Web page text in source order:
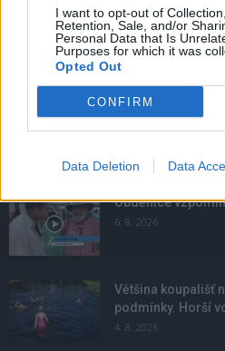
I want to opt-out of
Retention, Sale, and/or
Personal Data that Is
Purposes for which it was
Opted Out
CONFIRM
Data Deletion Data
NOVINKY
Obděnice
6. 8. 2026
Většina koupališť
podmínky. Horší
4. 8. 2026